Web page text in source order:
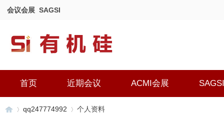
会议会展 SAGSI
首页 近期会议 ACMI会展 SAGSI
qq247774992 个人资料